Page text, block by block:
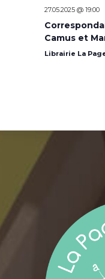
27.05.2025 @ 19:00
Camus et
Librairie La